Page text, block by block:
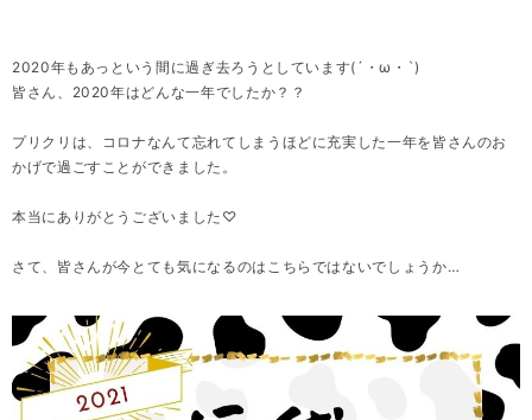
2020年もあっという間に過ぎ去ろうとしています(´・ω・`)
皆さん、2020年はどんな一年でしたか？？
プリクリは、コロナなんて忘れてしまうほどに充実した一年を皆さんのお
かげで過ごすことができました。
本当にありがとうございました♡
さて、皆さんが今とても気になるのはこちらではないでしょうか…